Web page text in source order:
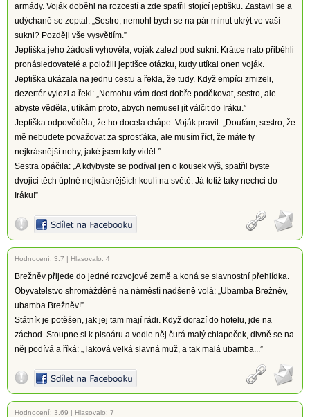
armády. Voják doběhl na rozcestí a zde spatřil stojící jeptišku. Zastavil se a
udýchaně se zeptal: „Sestro, nemohl bych se na pár minut ukrýt ve vaší
sukni? Později vše vysvětlím.”
Jeptiška jeho žádosti vyhověla, voják zalezl pod sukni. Krátce nato přiběhli
pronásledovatelé a položili jeptišce otázku, kudy utíkal onen voják.
Jeptiška ukázala na jednu cestu a řekla, že tudy. Když empíci zmizeli,
dezertér vylezl a řekl: „Nemohu vám dost dobře poděkovat, sestro, ale
abyste věděla, utíkám proto, abych nemusel jít válčit do Iráku.”
Jeptiška odpověděla, že ho docela chápe. Voják pravil: „Doufám, sestro, že
mě nebudete považovat za sprosťáka, ale musím říct, že máte ty
nejkrásnější nohy, jaké jsem kdy viděl.”
Sestra opáčila: „A kdybyste se podíval jen o kousek výš, spatřil byste
dvojici těch úplně nejkrásnějších koulí na světě. Já totiž taky nechci do
Iráku!”
Hodnocení: 3.7 | Hlasovalo: 4
Brežněv přijede do jedné rozvojové země a koná se slavnostní přehlídka.
Obyvatelstvo shromážděné na náměstí nadšeně volá: „Ubamba Brežněv,
ubamba Brežněv!”
Státník je potěšen, jak jej tam mají rádi. Když dorazí do hotelu, jde na
záchod. Stoupne si k pisoáru a vedle něj čurá malý chlapeček, divně se na
něj podívá a říká: „Taková velká slavná muž, a tak malá ubamba...”
Hodnocení: 3.69 | Hlasovalo: 7